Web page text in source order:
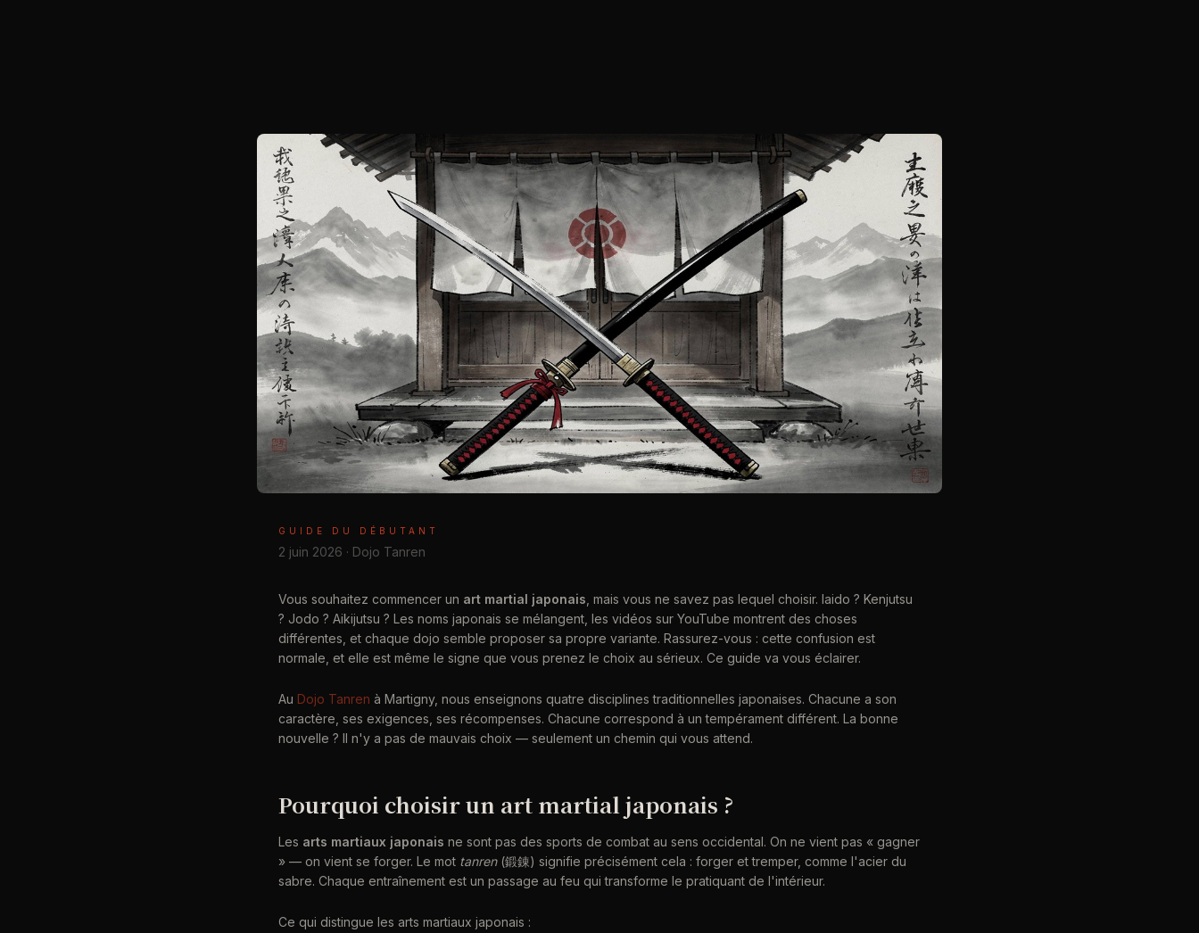
GUIDE DU DÉBUTANT
2 juin 2026 · Dojo Tanren
Vous souhaitez commencer un art martial japonais , mais vous ne savez pas lequel choisir. Iaido ? Kenjutsu
? Jodo ? Aikijutsu ? Les noms japonais se mélangent, les vidéos sur YouTube montrent des choses
différentes, et chaque dojo semble proposer sa propre variante. Rassurez-vous : cette confusion est
normale, et elle est même le signe que vous prenez le choix au sérieux. Ce guide va vous éclairer.
Au Dojo Tanren à Martigny, nous enseignons quatre disciplines traditionnelles japonaises. Chacune a son
caractère, ses exigences, ses récompenses. Chacune correspond à un tempérament différent. La bonne
nouvelle ? Il n'y a pas de mauvais choix — seulement un chemin qui vous attend.
Pourquoi choisir un art martial japonais ?
Les arts martiaux japonais ne sont pas des sports de combat au sens occidental. On ne vient pas « gagner
» — on vient se forger. Le mot tanren(鍛錬) signifie précisément cela : forger et tremper, comme l'acier du
sabre. Chaque entraînement est un passage au feu qui transforme le pratiquant de l'intérieur.
Ce qui distingue les arts martiaux japonais :